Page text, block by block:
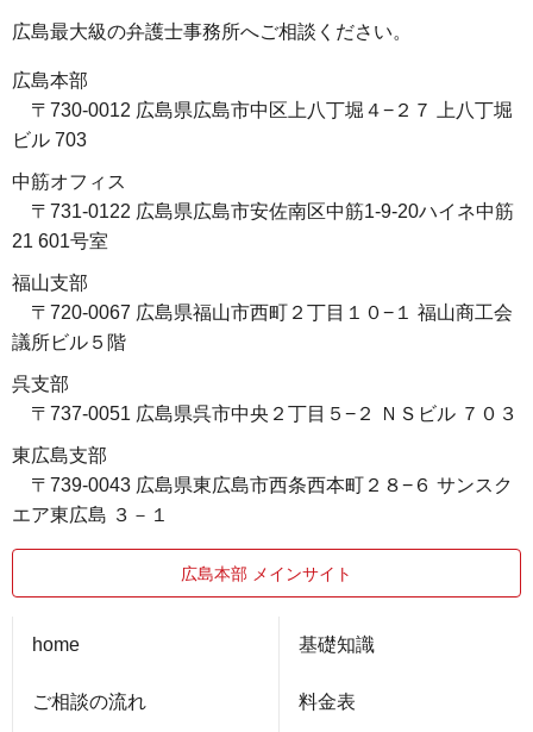
広島最大級の弁護士事務所へご相談ください。
広島本部
〒730-0012 広島県広島市中区上八丁堀４−２７ 上八丁堀
ビル 703
中筋オフィス
〒731-0122 広島県広島市安佐南区中筋1-9-20ハイネ中筋
21 601号室
福山支部
〒720-0067 広島県福山市西町２丁目１０−１ 福山商工会
議所ビル５階
呉支部
〒737-0051 広島県呉市中央２丁目５−２ ＮＳビル ７０３
東広島支部
〒739-0043 広島県東広島市西条西本町２８−６ サンスク
エア東広島 ３－１
広島本部 メインサイト
home
ご相談の流れ
基礎知識
料金表